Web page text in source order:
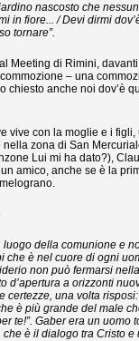
nascosto che
in fiore... / Devi dirmi
tornare”.
Meeting di Rimini,
– una
chiesto anche noi dov’è
vive con la moglie e i
zona di San
Lui mi ha dato?),
amico, anche se è la
della comunione e
che è nel cuore di ogni
non può fermarsi
d’apertura a orizzonti
certezze, una volta
è più grande del male
te!”. Gaber era un uomo
è il dialogo tra Cristo e